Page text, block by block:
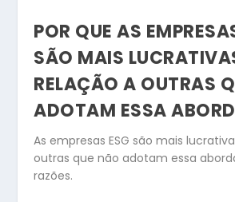
POR QUE AS
SÃO MAIS
RELAÇÃO A OUTRAS
ADOTAM ESSA
As empresas ESG são mais
outras que não adotam essa
razões.